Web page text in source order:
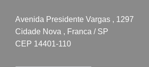
Avenida Presidente Vargas , 1297
Cidade Nova , Franca / SP
CEP 14401-110